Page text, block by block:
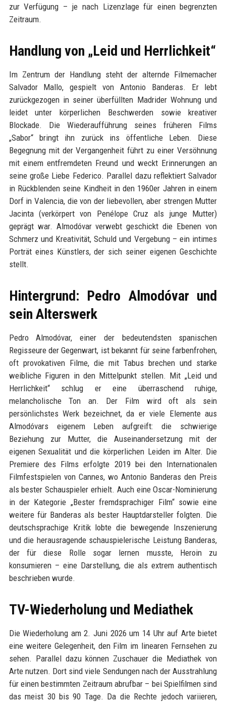
zur Verfügung – je nach Lizenzlage für einen begrenzten
Zeitraum.
Handlung von „Leid und Herrlichkeit“
Im Zentrum der Handlung steht der alternde Filmemacher
Salvador Mallo, gespielt von Antonio Banderas. Er lebt
zurückgezogen in seiner überfüllten Madrider Wohnung und
leidet unter körperlichen Beschwerden sowie kreativer
Blockade. Die Wiederaufführung seines früheren Films
„Sabor“ bringt ihn zurück ins öffentliche Leben. Diese
Begegnung mit der Vergangenheit führt zu einer Versöhnung
mit einem entfremdeten Freund und weckt Erinnerungen an
seine große Liebe Federico. Parallel dazu reflektiert Salvador
in Rückblenden seine Kindheit in den 1960er Jahren in einem
Dorf in Valencia, die von der liebevollen, aber strengen Mutter
Jacinta (verkörpert von Penélope Cruz als junge Mutter)
geprägt war. Almodóvar verwebt geschickt die Ebenen von
Schmerz und Kreativität, Schuld und Vergebung – ein intimes
Porträt eines Künstlers, der sich seiner eigenen Geschichte
stellt.
Hintergrund: Pedro Almodóvar und
sein Alterswerk
Pedro Almodóvar, einer der bedeutendsten spanischen
Regisseure der Gegenwart, ist bekannt für seine farbenfrohen,
oft provokativen Filme, die mit Tabus brechen und starke
weibliche Figuren in den Mittelpunkt stellen. Mit „Leid und
Herrlichkeit“ schlug er eine überraschend ruhige,
melancholische Ton an. Der Film wird oft als sein
persönlichstes Werk bezeichnet, da er viele Elemente aus
Almodóvars eigenem Leben aufgreift: die schwierige
Beziehung zur Mutter, die Auseinandersetzung mit der
eigenen Sexualität und die körperlichen Leiden im Alter. Die
Premiere des Films erfolgte 2019 bei den Internationalen
Filmfestspielen von Cannes, wo Antonio Banderas den Preis
als bester Schauspieler erhielt. Auch eine Oscar-Nominierung
in der Kategorie „Bester fremdsprachiger Film“ sowie eine
weitere für Banderas als bester Hauptdarsteller folgten. Die
deutschsprachige Kritik lobte die bewegende Inszenierung
und die herausragende schauspielerische Leistung Banderas,
der für diese Rolle sogar lernen musste, Heroin zu
konsumieren – eine Darstellung, die als extrem authentisch
beschrieben wurde.
TV-Wiederholung und Mediathek
Die Wiederholung am 2. Juni 2026 um 14 Uhr auf Arte bietet
eine weitere Gelegenheit, den Film im linearen Fernsehen zu
sehen. Parallel dazu können Zuschauer die Mediathek von
Arte nutzen. Dort sind viele Sendungen nach der Ausstrahlung
für einen bestimmten Zeitraum abrufbar – bei Spielfilmen sind
das meist 30 bis 90 Tage. Da die Rechte jedoch variieren,